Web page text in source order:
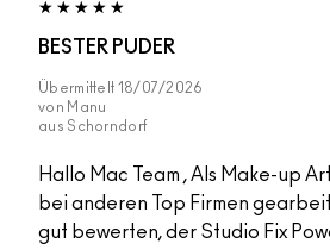
BESTER PUDER
Übermittelt 18/07/2026
von Manu
aus Schorndorf
Hallo Mac Team , Als Make-up
bei anderen Top Firmen
gut bewerten, der Studio Fix